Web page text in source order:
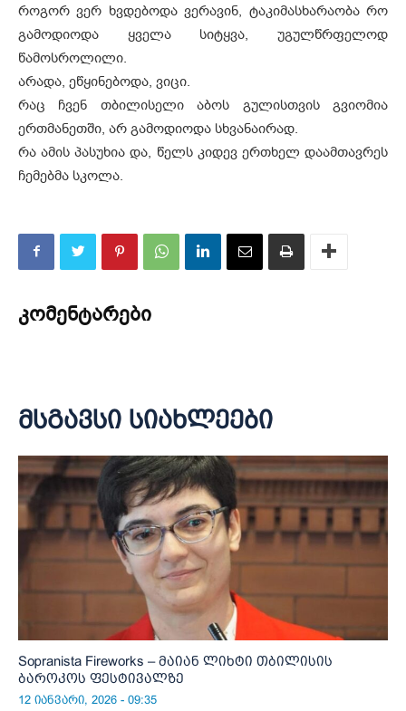
როგორ ვერ ხვდებოდა ვერავინ, ტაკიმასხარაობა რო
გამოდიოდა ყველა სიტყვა, უგულწრფელოდ
წამოსროლილი.
არადა, ეწყინებოდა, ვიცი.
რაც ჩვენ თბილისელი აბოს გულისთვის გვიომია
ერთმანეთში, არ გამოდიოდა სხვანაირად.
რა ამის პასუხია და, წელს კიდევ ერთხელ დაამთავრეს
ჩემებმა სკოლა.
კომენტარები
მსგავსი სიახლეები
Sopranista Fireworks – მაიან ლიხტი თბილისის
ბაროკოს ფესტივალზე
12 იანვარი, 2026 - 09:35